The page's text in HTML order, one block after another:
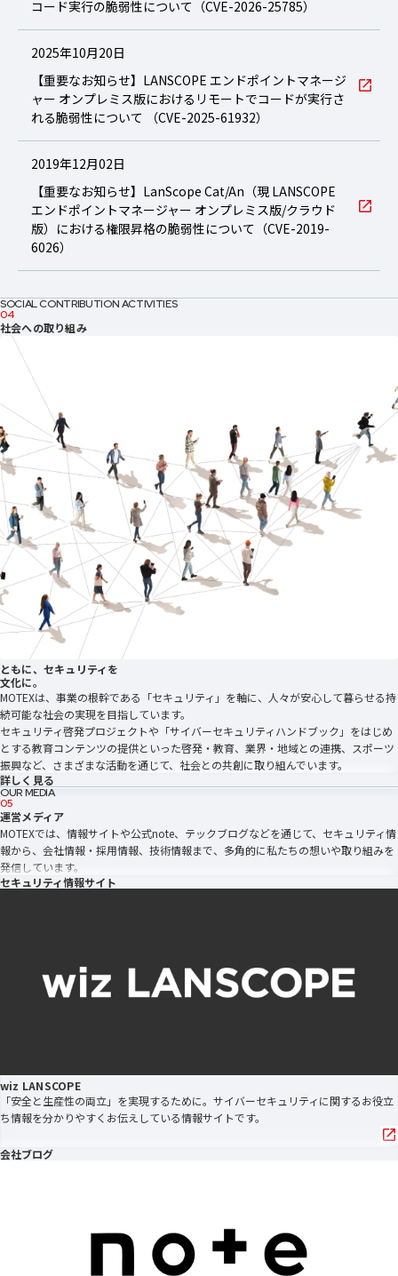
コード実行の脆弱性について（CVE-2026-25785）
2025年10月20日
【重要なお知らせ】LANSCOPE エンドポイントマネージ
ャー オンプレミス版におけるリモートでコードが実行さ
れる脆弱性について （CVE-2025-61932）
2019年12月02日
【重要なお知らせ】LanScope Cat/An（現 LANSCOPE
エンドポイントマネージャー オンプレミス版/クラウド
版）における権限昇格の脆弱性について（CVE-2019-
6026）
SOCIAL CONTRIBUTION ACTIVITIES
04
社会への取り組み
ともに、セキュリティを
文化に。
MOTEXは、事業の根幹である「セキュリティ」を軸に、人々が安心して暮らせる持
続可能な社会の実現を目指しています。
セキュリティ啓発プロジェクトや「サイバーセキュリティハンドブック」をはじめ
とする教育コンテンツの提供といった啓発・教育、業界・地域との連携、スポーツ
振興など、さまざまな活動を通じて、社会との共創に取り組んでいます。
詳しく見る
OUR MEDIA
05
運営メディア
MOTEXでは、情報サイトや公式note、テックブログなどを通じて、セキュリティ情
報から、会社情報・採用情報、技術情報まで、多角的に私たちの想いや取り組みを
発信しています。
セキュリティ情報サイト
wiz LANSCOPE
「安全と生産性の両立」を実現するために。サイバーセキュリティに関するお役立
ち情報を分かりやすくお伝えしている情報サイトです。
会社ブログ